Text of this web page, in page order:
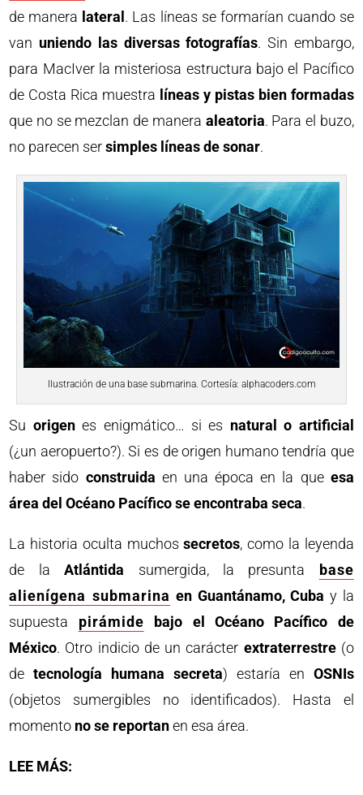
de manera lateral. Las líneas se formarían cuando se
van uniendo las diversas fotografías. Sin embargo,
para MacIver la misteriosa estructura bajo el Pacífico
de Costa Rica muestra líneas y pistas bien formadas
que no se mezclan de manera aleatoria. Para el buzo,
no parecen sersimples líneas de sonar.
Ilustración de una base submarina. Cortesía: alphacoders.com
Su origenes enigmático… si es natural o artificial
(¿un aeropuerto?). Si es de origen humano tendría que
haber sido construida en una época en la que esa
área del Océano Pacífico se encontraba seca.
La historia oculta muchossecretos, como la leyenda
de laAtlántida sumergida, la presunta
base
alienígena submarina en Guantánamo, Cuba y la
supuesta pirámide bajo el Océano Pacífico de
México. Otro indicio de un carácter extraterrestre(o
detecnología humana secreta) estaría en OSNIs
(objetos sumergibles no identificados). Hasta el
momento no se reportanen esa área.
LEE MÁS: